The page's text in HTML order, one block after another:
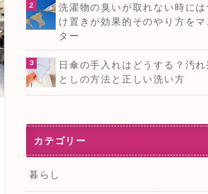
洗濯物の臭いが取れない時には
け置きが効果的そのやり方をマ
ター
日傘の手入れはどうする？汚れ
としの方法と正しい洗い方
カテゴリー
暮らし